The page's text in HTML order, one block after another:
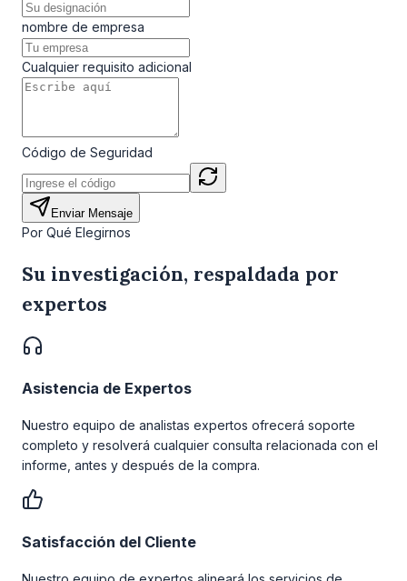
nombre de empresa
Cualquier requisito adicional
Código de Seguridad
Enviar Mensaje
Por Qué Elegirnos
Su investigación, respaldada por
expertos
Asistencia de Expertos
Nuestro equipo de analistas expertos ofrecerá soporte
completo y resolverá cualquier consulta relacionada con el
informe, antes y después de la compra.
Satisfacción del Cliente